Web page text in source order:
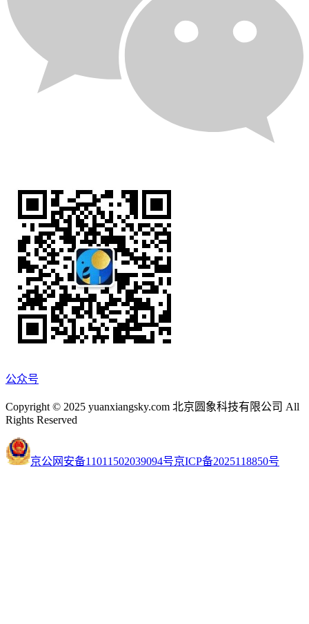
公众号
Copyright © 2025 yuanxiangsky.com 北京圆象科技有限公司 All
Rights Reserved
京公网安备11011502039094号京ICP备2025118850号